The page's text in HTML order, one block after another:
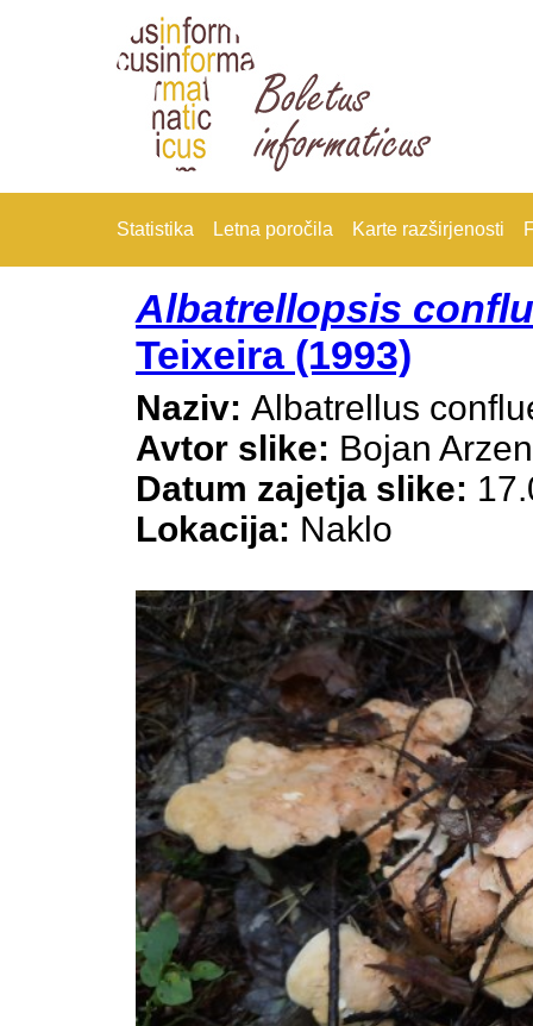
Statistika Letna poročila Karte razširjenosti
Albatrellopsis
Teixeira (1993)
Naziv: Albatrellus
Avtor slike: Bojan
Datum zajetja slike:
Lokacija: Naklo